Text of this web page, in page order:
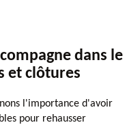
dans le
et clôtures
l'importance d'avoir
pour rehausser